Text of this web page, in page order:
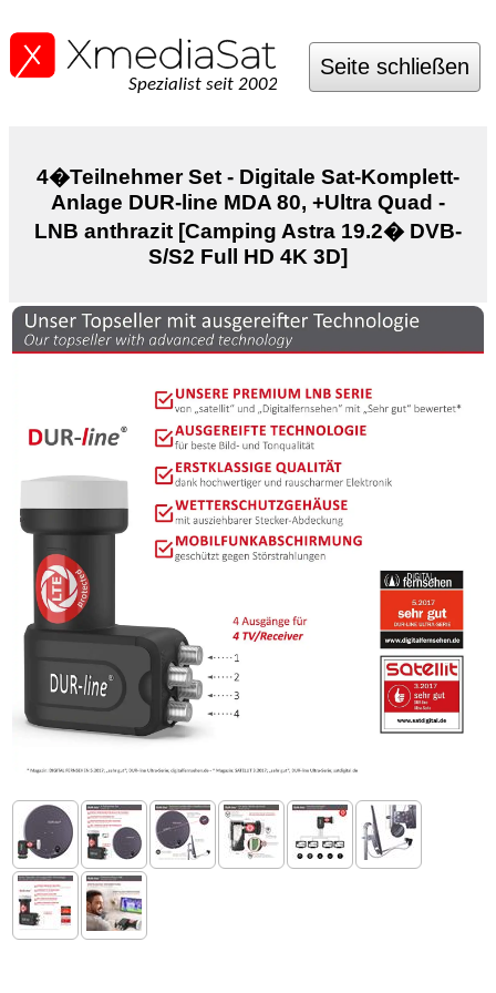
Spezialist seit 2002
Seite schließen
4�Teilnehmer Set - Digitale Sat-Komplett-
Anlage DUR-line MDA 80, +Ultra Quad -
LNB anthrazit [Camping Astra 19.2� DVB-
S/S2 Full HD 4K 3D]